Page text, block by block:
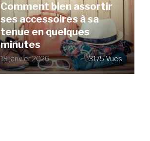
Comment bien assortir
ses accessoires à sa
tenue en quelques
minutes
19 janvier 2026 3175 Vues